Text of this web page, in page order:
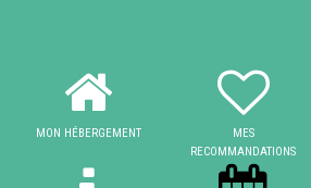
MON HÉBERGEMENT
MES
RECOMMANDATIONS